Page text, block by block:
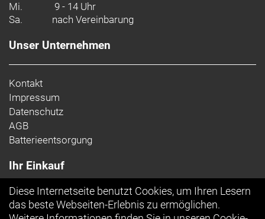
Mi.
9 - 14 Uhr
Sa.
nach Vereinbarung
Unser Unternehmen
Kontakt
Impressum
Datenschutz
AGB
Batterieentsorgung
Ihr Einkauf
Top Artikel
Diese Internetseite benutzt Cookies, um Ihren Lesern
das beste Webseiten-Erlebnis zu ermöglichen.